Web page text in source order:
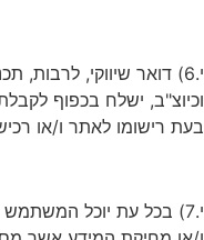
י.6) דואר שיווקי, לרבות,
וכיוצ"ב, ישלח בכפוף
בעת רישומו לאתר ו/או
י.7) בכל עת יוכל המשתמש